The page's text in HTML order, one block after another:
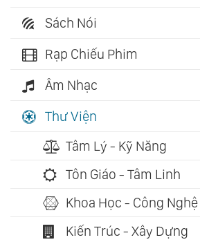
Sách Nói
Rạp Chiếu Phim
Âm Nhạc
Thư Viện
Tâm Lý - Kỹ Năng
Tôn Giáo - Tâm Linh
Khoa Học - Công Nghệ
Kiến Trúc - Xây Dựng